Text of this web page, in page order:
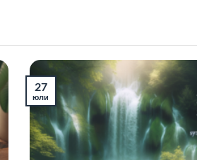
27
юли